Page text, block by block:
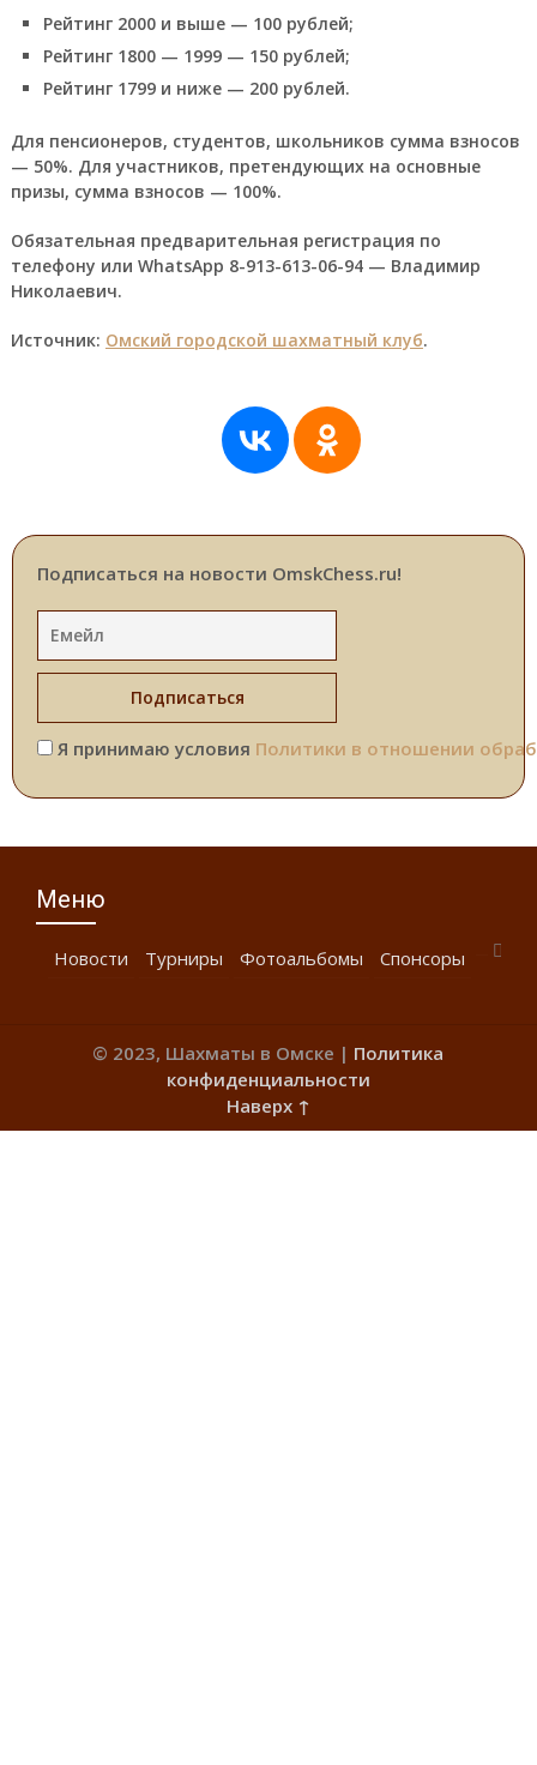
Рейтинг 2000 и выше — 100 рублей;
Рейтинг 1800 — 1999 — 150 рублей;
Рейтинг 1799 и ниже — 200 рублей.
Для пенсионеров, студентов, школьников сумма взносов
— 50%. Для участников, претендующих на основные
призы, сумма взносов — 100%.
Обязательная предварительная регистрация по
телефону или WhatsApp 8-913-613-06-94 — Владимир
Николаевич.
Источник: Омский городской шахматный клуб.
Подписаться на новости OmskChess.ru!
Я принимаю условия Политики в отношении
Меню
Новости Турниры Фотоальбомы Спонсоры
© 2023, Шахматы в Омске | Политика
конфиденциальности
Наверх ↑